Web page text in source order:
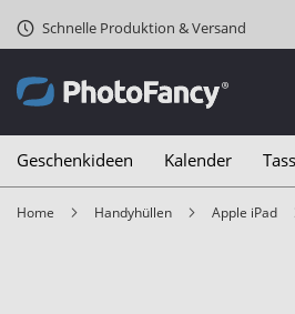
Schnelle Produktion & Versand
Geschenkideen Kalender
Home Handyhüllen Apple iPad